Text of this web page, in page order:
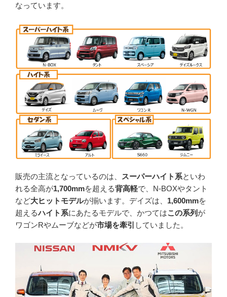
なっています。
販売の主流となっているのは、 スーパーハイト系といわ
れる全高が1,700mmを超える背高軽で、N-BOXやタント
など大ヒットモデルが揃います。デイズは、 1,600mmを
超えるハイト系にあたるモデルで、かつてはこの系列 が
ワゴンRやムーブなどが市場を牽引 していました。